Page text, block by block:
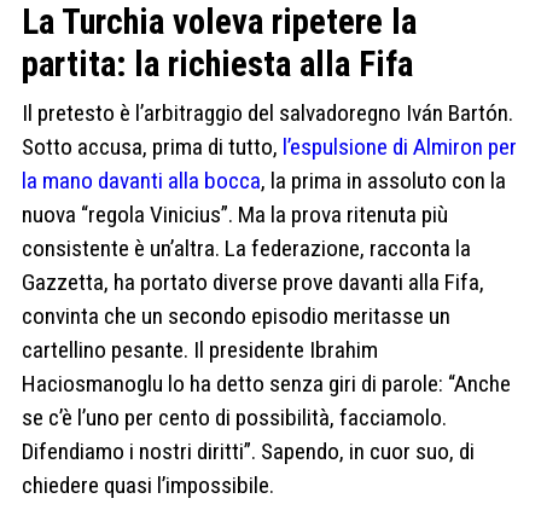
La Turchia voleva ripetere la
partita: la richiesta alla Fifa
Il pretesto è l’arbitraggio del salvadoregno Iván Bartón.
Sotto accusa, prima di tutto, l’espulsione di Almiron per
la mano davanti alla bocca, la prima in assoluto con la
nuova “regola Vinicius”. Ma la prova ritenuta più
consistente è un’altra. La federazione, racconta la
Gazzetta, ha portato diverse prove davanti alla Fifa,
convinta che un secondo episodio meritasse un
cartellino pesante. Il presidente Ibrahim
Haciosmanoglu lo ha detto senza giri di parole: “Anche
se c’è l’uno per cento di possibilità, facciamolo.
Difendiamo i nostri diritti”. Sapendo, in cuor suo, di
chiedere quasi l’impossibile.